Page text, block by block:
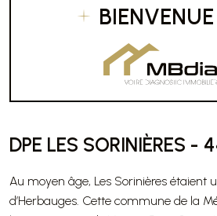
DPE LES
Au moyen âge, Les Sorinières étaient
d’Herbauges. Cette commune de la